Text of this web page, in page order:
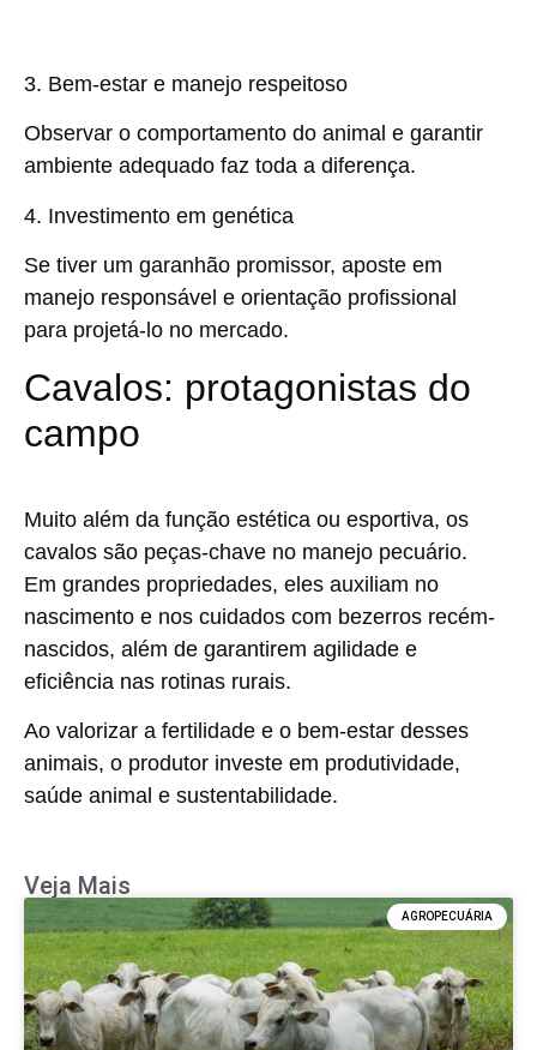
3. Bem-estar e manejo respeitoso
Observar o comportamento do animal e garantir
ambiente adequado faz toda a diferença.
4. Investimento em genética
Se tiver um garanhão promissor, aposte em
manejo responsável e orientação profissional
para projetá-lo no mercado.
Cavalos: protagonistas do
campo
Muito além da função estética ou esportiva, os
cavalos são peças-chave no manejo pecuário.
Em grandes propriedades, eles auxiliam no
nascimento e nos cuidados com bezerros recém-
nascidos, além de garantirem agilidade e
eficiência nas rotinas rurais.
Ao valorizar a fertilidade e o bem-estar desses
animais, o produtor investe em produtividade,
saúde animal e sustentabilidade.
Veja Mais
AGROPECUÁRIA